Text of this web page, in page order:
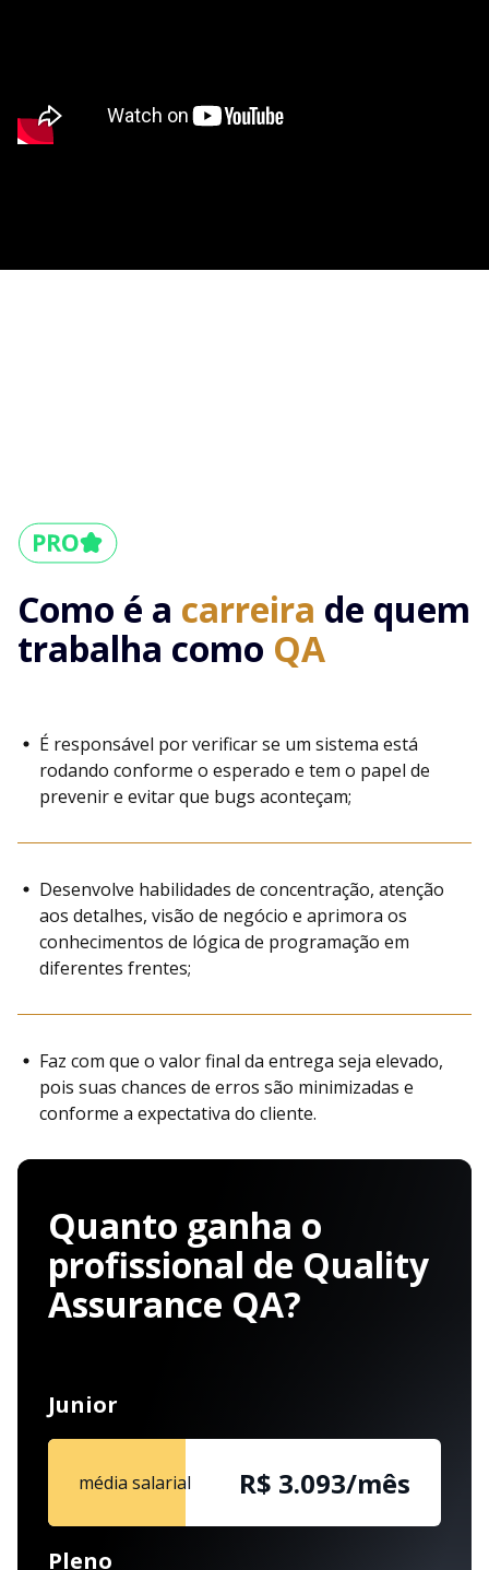
Como é a carreira de quem
trabalha como QA
É responsável por verificar se um sistema está
rodando conforme o esperado e tem o papel de
prevenir e evitar que bugs aconteçam;
Desenvolve habilidades de concentração, atenção
aos detalhes, visão de negócio e aprimora os
conhecimentos de lógica de programação em
diferentes frentes;
Faz com que o valor final da entrega seja elevado,
pois suas chances de erros são minimizadas e
conforme a expectativa do cliente.
Quanto ganha o
profissional de Quality
Assurance QA?
Junior
média salarial R$ 3.093/mês
Pleno